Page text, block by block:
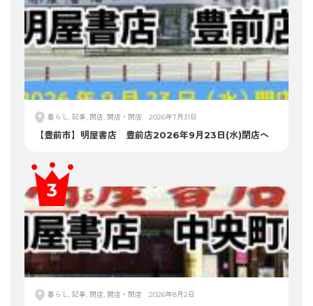
暮らし, 記事, 閉店, 開店・閉店 2026年7月31日
【豊前市】明屋書店 豊前店2026年9月23日(水)閉店へ
暮らし, 記事, 閉店, 開店・閉店 2026年8月2日